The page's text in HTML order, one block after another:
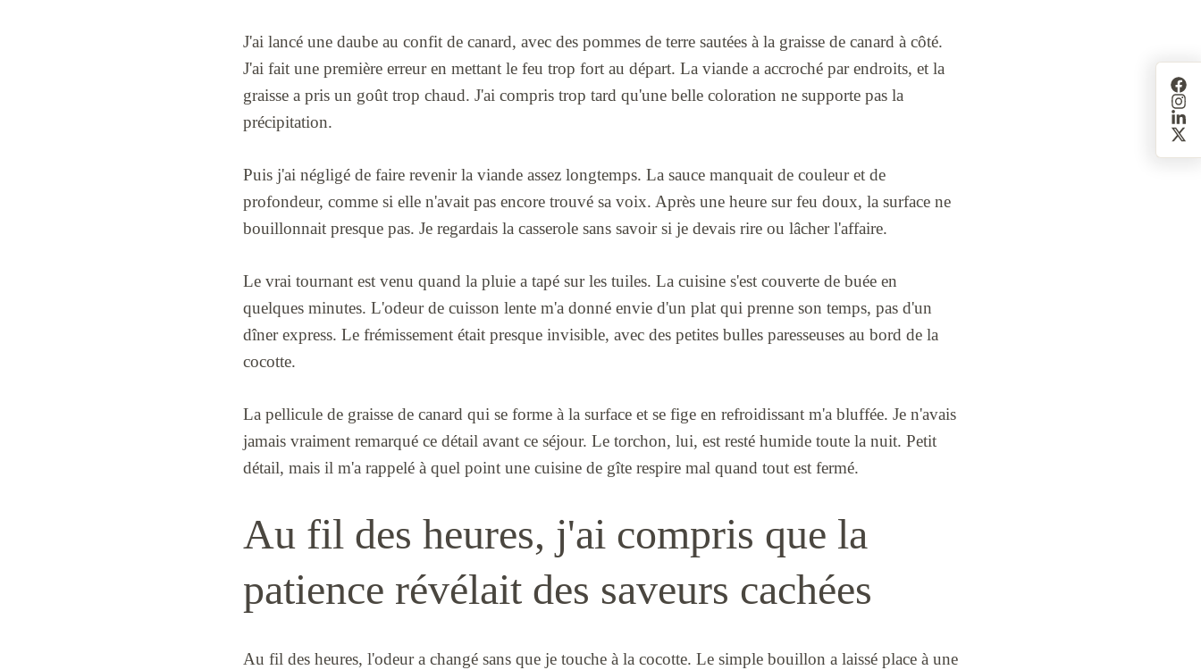
J'ai lancé une daube au confit de canard, avec des pommes de terre sautées à la graisse de canard à côté.
J'ai fait une première erreur en mettant le feu trop fort au départ. La viande a accroché par endroits, et la
graisse a pris un goût trop chaud. J'ai compris trop tard qu'une belle coloration ne supporte pas la
précipitation.
Puis j'ai négligé de faire revenir la viande assez longtemps. La sauce manquait de couleur et de
profondeur, comme si elle n'avait pas encore trouvé sa voix. Après une heure sur feu doux, la surface ne
bouillonnait presque pas. Je regardais la casserole sans savoir si je devais rire ou lâcher l'affaire.
Le vrai tournant est venu quand la pluie a tapé sur les tuiles. La cuisine s'est couverte de buée en
quelques minutes. L'odeur de cuisson lente m'a donné envie d'un plat qui prenne son temps, pas d'un
dîner express. Le frémissement était presque invisible, avec des petites bulles paresseuses au bord de la
cocotte.
La pellicule de graisse de canard qui se forme à la surface et se fige en refroidissant m'a bluffée. Je n'avais
jamais vraiment remarqué ce détail avant ce séjour. Le torchon, lui, est resté humide toute la nuit. Petit
détail, mais il m'a rappelé à quel point une cuisine de gîte respire mal quand tout est fermé.
Au fil des heures, j'ai compris que la
patience révélait des saveurs cachées
Au fil des heures, l'odeur a changé sans que je touche à la cocotte. Le simple bouillon a laissé place à une